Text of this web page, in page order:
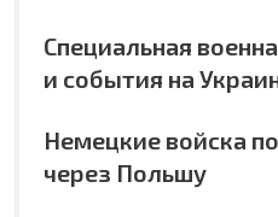
Специальная
и события на
Немецкие войска
через Польшу